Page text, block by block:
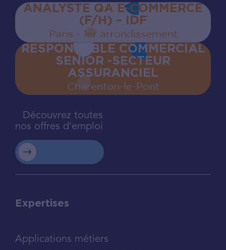
ANALYSTE QA E-COMMERCE
(F/H) – IDF
Paris - 1er arrondissement
RESPONSABLE COMMERCIAL
SENIOR -SECTEUR
ASSURANCIEL
Charenton‍-‍le‍-‍Pont
Découvrez toutes
nos offres d’emploi
Expertises
Applications métiers